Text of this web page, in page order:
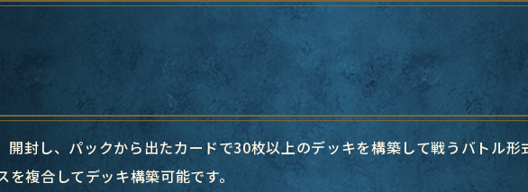
封し、パックから出たカードで30枚以上のデッキを構築して戦うバトル形
複合してデッキ構築可能です。